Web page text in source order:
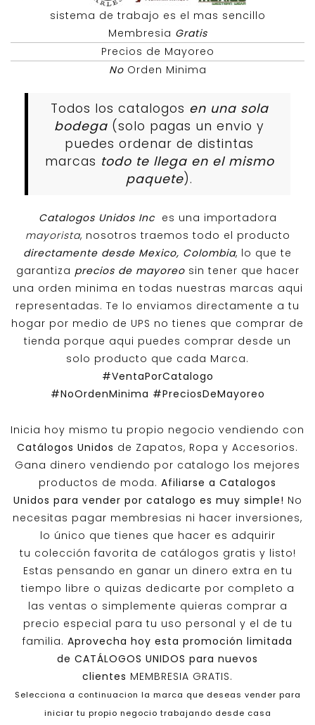
sistema de trabajo es el mas sencillo
Membresia Gratis
Precios de Mayoreo
NoOrden Minima
Todos los catalogos en una sola
bodega (solo pagas un envio y
puedes ordenar de distintas
marcas todo te llega en el mismo
paquete).
Catalogos Unidos Inc es una importadora
mayorista, nosotros traemos todo el producto
directamente desde Mexico, Colombia, lo que te
garantiza precios de mayoreosin tener que hacer
una orden minima en todas nuestras marcas aqui
representadas. Te lo enviamos directamente a tu
hogar por medio de UPS no tienes que comprar de
tienda porque aqui puedes comprar desde un
solo producto que cada Marca.
#VentaPorCatalogo
#NoOrdenMinima #PreciosDeMayoreo
Inicia hoy mismo tu propio negocio vendiendo con
Catálogos Unidos de Zapatos, Ropa y Accesorios.
Gana dinero vendiendo por catalogo los mejores
productos de moda. Afiliarse a Catalogos
Unidos para vender por catalogo es muy simple! No
necesitas pagar membresias ni hacer inversiones,
lo único que tienes que hacer es adquirir
tu colección favorita de catálogos gratis y listo!
Estas pensando en ganar un dinero extra en tu
tiempo libre o quizas dedicarte por completo a
las ventas o simplemente quieras comprar a
precio especial para tu uso personal y el de tu
familia. Aprovecha hoy esta promoción limitada
de CATÁLOGOS UNIDOS para nuevos
clientes MEMBRESIA GRATIS.
Selecciona a continuacion la marca que deseas vender para
iniciar tu propio negocio trabajando desde casa